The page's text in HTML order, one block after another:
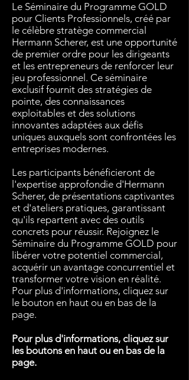
Le Séminaire du Programme GOLD
pour Clients Professionnels, créé par
le célèbre stratège commercial
Hermann Scherer, est une opportunité
de premier ordre pour les dirigeants
et les entrepreneurs de renforcer leur
jeu professionnel. Ce séminaire
exclusif fournit des stratégies de
pointe, des connaissances
exploitables et des solutions
innovantes adaptées aux défis
uniques auxquels sont confrontées les
entreprises modernes.
Les participants bénéficieront de
l'expertise approfondie d'Hermann
Scherer, de présentations captivantes
et d'ateliers pratiques, garantissant
qu'ils repartent avec des outils
concrets pour réussir. Rejoignez le
Séminaire du Programme GOLD pour
libérer votre potentiel commercial,
acquérir un avantage concurrentiel et
transformer votre vision en réalité.
Pour plus d'informations, cliquez sur
le bouton en haut ou en bas de la
page.
Pour plus d'informations, cliquez sur
les boutons en haut ou en bas de la
page.